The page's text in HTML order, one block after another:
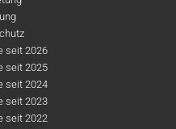
seit 2026
seit 2025
seit 2024
seit 2023
seit 2022